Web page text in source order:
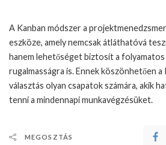
A Kanban módszer a
eszköze, amely nemcsak átláthatóvá
hanem lehetőséget biztosít a
rugalmasságra is. Ennek köszönhetően a
választás olyan csapatok számára, akik
tenni a mindennapi munkavégzésüket.
MEGOSZTÁS